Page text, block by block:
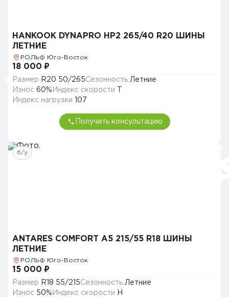
HANKOOK DYNAPRO HP2 265/40 R20 ШИНЫ
ЛЕТНИЕ
РОЛЬФ Юго-Восток
18 000 ₽
Размер R20 50/265Сезонность Летние
Износ 60% Индекс скорости
Индекс нагрузки
107
Получить консультацию
б/у
ANTARES COMFORT A5 215/55 R18 ШИНЫ
ЛЕТНИЕ
РОЛЬФ Юго-Восток
15 000 ₽
Размер R18 55/215Сезонность Летние
Износ 50% Индекс скорости
H